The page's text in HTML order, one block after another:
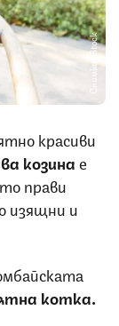
Снимка: iStock
красиви
козинае
прави
изящни и
котка.